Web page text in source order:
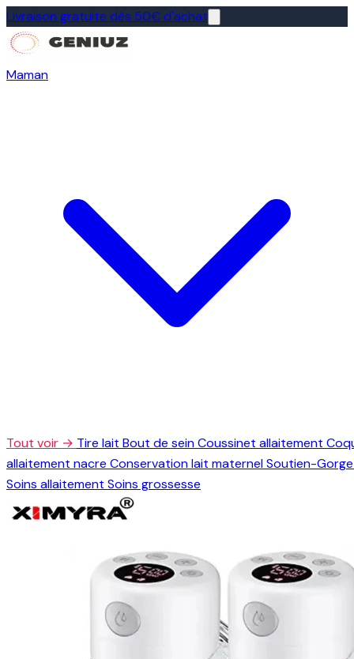
Livraison gratuite dès 50€ d'achat
Maman
Tout voir → Tire lait Bout de seinCoussinet allaitement
allaitement nacre Conservation lait maternelSoutien-
Soins allaitement Soins grossesse